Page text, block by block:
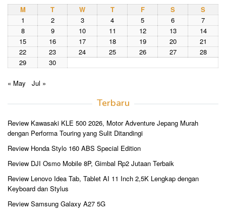
M
T W T F S
S
1
2 3 4 5 6
7
8
9 10 11 12 13
14
15
16 17 18 19 20
21
22
23 24 25 26 27
28
29
30
« May Jul »
Terbaru
Review Kawasaki KLE 500 2026, Motor Adventure Jepang Murah
dengan Performa Touring yang Sulit Ditandingi
Review Honda Stylo 160 ABS Special Edition
Review DJI Osmo Mobile 8P, Gimbal Rp2 Jutaan Terbaik
Review Lenovo Idea Tab, Tablet AI 11 Inch 2,5K Lengkap dengan
Keyboard dan Stylus
Review Samsung Galaxy A27 5G